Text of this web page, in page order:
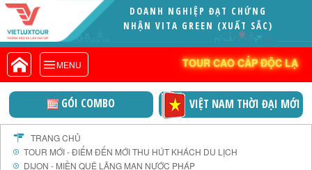
DOANH NGHIỆP ĐẠT CHỨNG
NHẬN VITA GREEN (XUẤT SẮC)
MENU TOUR CAO CẤP ĐỘC LẠ
VIETLUXTOUR.COM
TOUR CAO CẤP ĐỘC LẠ
TOUR TRONG NƯỚC
TOUR NƯỚC NGOÀI
TOUR KHỞI HÀNH TỪ HÀ NỘI
TOUR KHỞI HÀNH TỪ ĐÀ NẴNG
TOUR KHỞI HÀNH TỪ CẦN THƠ
GÓI COMBO VIỆT NAM THỜI ĐẠI MỚI
TRANG CHỦ
TOUR MỚI - ĐIỂM ĐẾN MỚI THU HÚT KHÁCH DU LỊCH
DIJON - MIỀN QUÊ LÃNG MẠN NƯỚC PHÁP